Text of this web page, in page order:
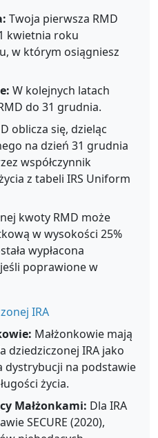
Twoja pierwsza RMD
kwietnia roku
w którym osiągniesz
W kolejnych latach
do 31 grudnia.
oblicza się, dzieląc
na dzień 31 grudnia
współczynnik
z tabeli IRS Uniform
kwoty RMD może
w wysokości 25%
wypłacona
poprawione w
IRA
Małżonkowie mają
dziedziczonej IRA jako
dystrybucji na podstawie
życia.
Małżonkami: Dla IRA
SECURE (2020),